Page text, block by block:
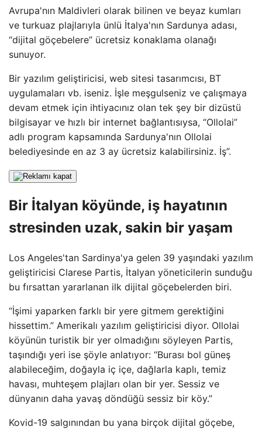
Avrupa'nın Maldivleri olarak bilinen ve beyaz kumları
ve turkuaz plajlarıyla ünlü İtalya'nın Sardunya adası,
“dijital göçebelere” ücretsiz konaklama olanağı
sunuyor.
Bir yazılım geliştiricisi, web sitesi tasarımcısı, BT
uygulamaları vb. iseniz. İşle meşgulseniz ve çalışmaya
devam etmek için ihtiyacınız olan tek şey bir dizüstü
bilgisayar ve hızlı bir internet bağlantısıysa, “Ollolai”
adlı program kapsamında Sardunya'nın Ollolai
belediyesinde en az 3 ay ücretsiz kalabilirsiniz. İş”.
Bir İtalyan köyünde, iş hayatının
stresinden uzak, sakin bir yaşam
Los Angeles'tan Sardinya'ya gelen 39 yaşındaki yazılım
geliştiricisi Clarese Partis, İtalyan yöneticilerin sunduğu
bu fırsattan yararlanan ilk dijital göçebelerden biri.
“İşimi yaparken farklı bir yere gitmem gerektiğini
hissettim.” Amerikalı yazılım geliştiricisi diyor. Ollolai
köyünün turistik bir yer olmadığını söyleyen Partis,
taşındığı yeri ise şöyle anlatıyor: “Burası bol güneş
alabileceğim, doğayla iç içe, dağlarla kaplı, temiz
havası, muhteşem plajları olan bir yer. Sessiz ve
dünyanın daha yavaş döndüğü sessiz bir köy.”
Kovid-19 salgınından bu yana birçok dijital göçebe,